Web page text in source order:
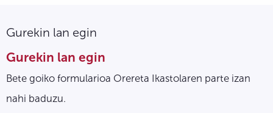
Gurekin lan egin
Gurekin lan egin
Bete goiko formularioa Orereta Ikastolaren parte izan
nahi baduzu.